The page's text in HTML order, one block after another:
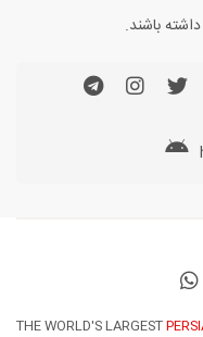
باشند.
THE WORLD'S LARGEST